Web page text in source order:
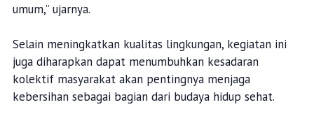
umum,” ujarnya.
Selain meningkatkan kualitas lingkungan, kegiatan ini
juga diharapkan dapat menumbuhkan kesadaran
kolektif masyarakat akan pentingnya menjaga
kebersihan sebagai bagian dari budaya hidup sehat.